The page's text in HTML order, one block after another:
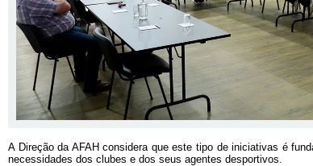
A Direção da AFAH considera que este tipo de iniciativas é
necessidades dos clubes e dos seus agentes desportivos.